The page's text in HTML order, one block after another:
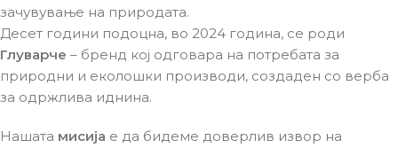
зачувување на природата.
Десет години подоцна, во 2024 година, се роди
Глуварче – бренд кој одговара на потребата за
природни и еколошки производи, создаден со верба
за одржлива иднина.
Нашата мисија е да бидеме доверлив извор на